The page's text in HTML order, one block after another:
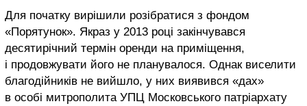
Для початку вирішили розібратися з фондом
«Порятунок». Якраз у 2013 році закінчувався
десятирічний термін оренди на приміщення,
і продовжувати його не планувалося. Однак виселити
благодійників не вийшло, у них виявився «дах»
в особі митрополита УПЦ Московського патріархату